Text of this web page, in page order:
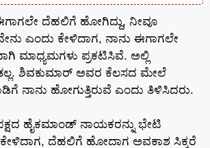
ದೆಹಲಿಗೆ ಹೋಗಿದ್ದು, ನೀವೂ
ಎಂದು ಕೇಳಿದಾಗ, ನಾನು ಈಗಾಗಲೇ
ಮಾಧ್ಯಮಗಳು ಪ್ರಕಟಿಸಿವೆ. ಅಲ್ಲಿ
ಶಿವಕುಮಾರ್ ಅವರ ಕೆಲಸದ ಮೇಲೆ
ನಾನು ಹೋಗುತ್ತಿರುವೆ ಎಂದು ತಿಳಿಸಿದರು.
ಹೈಕಮಾಂಡ್ ನಾಯಕರನ್ನು ಭೇಟಿ
ಕೇಳಿದಾಗ, ದೆಹಲಿಗೆ ಹೋದಾಗ ಅವಕಾಶ ಸಿಕ್ಕರೆ